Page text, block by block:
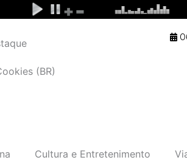
(BR)
Cultura e Entretenimento